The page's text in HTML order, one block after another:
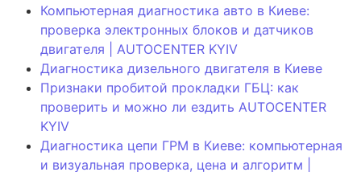
Компьютерная диагностика авто в Киеве:
проверка электронных блоков и датчиков
двигателя | AUTOCENTER KYIV
Диагностика дизельного двигателя в Киеве
Признаки пробитой прокладки ГБЦ: как
проверить и можно ли ездить AUTOCENTER
KYIV
Диагностика цепи ГРМ в Киеве: компьютерная
и визуальная проверка, цена и алгоритм |